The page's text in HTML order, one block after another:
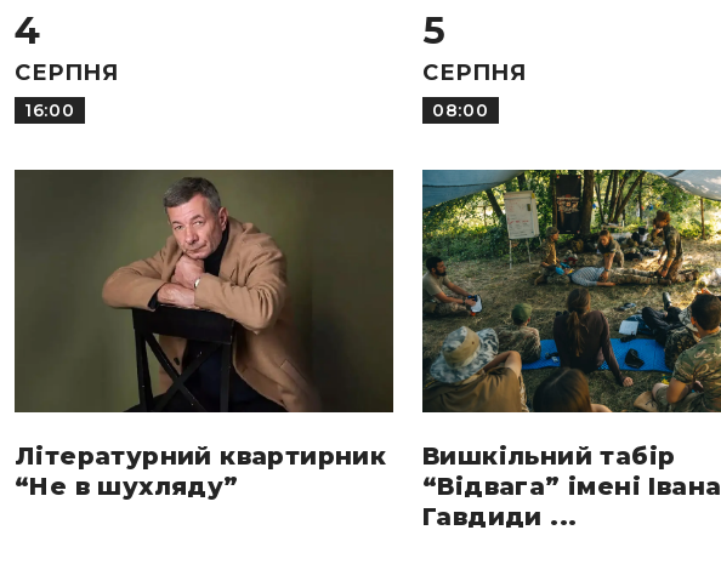
4
СЕРПНЯ
16:00
Літературний квартирник
“Не в шухляду”
5
СЕРПНЯ
08:00
Вишкільний табір
“Відвага” імені Івана
Гавдиди ...